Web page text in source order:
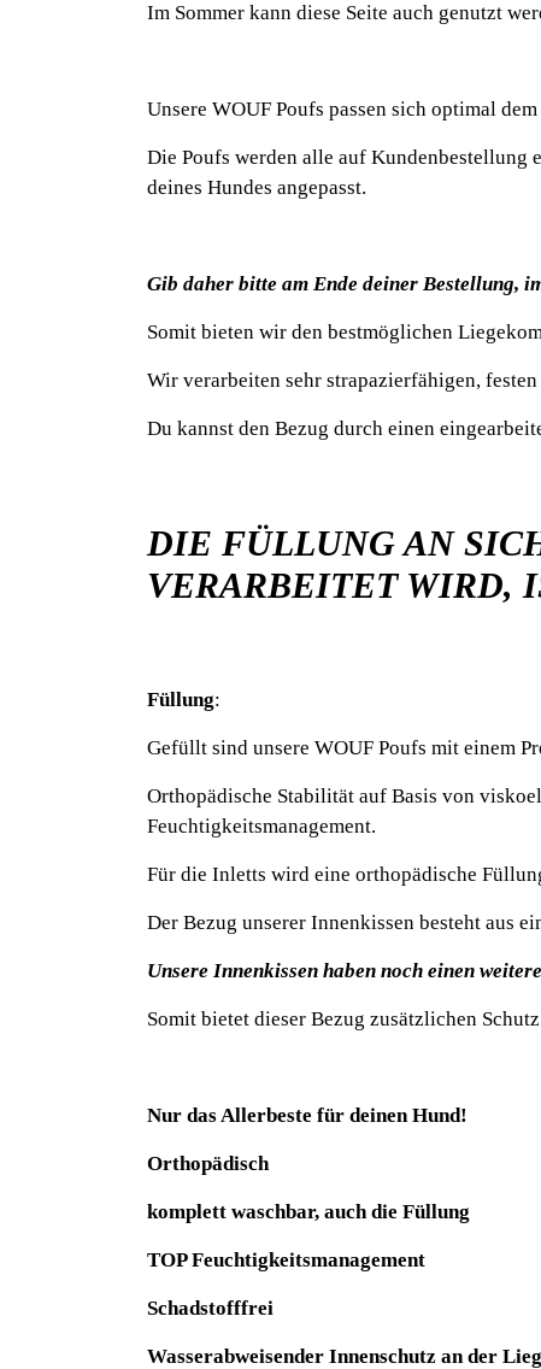
Im Sommer kann diese Seite auch genutzt
Unsere WOUF Poufs passen sich optimal
Die Poufs werden alle auf Kundenbestellung
deines Hundes angepasst.
Gib daher bitte am Ende deiner Bestellung,
Somit bieten wir den bestmöglichen
Wir verarbeiten sehr strapazierfähigen,
Du kannst den Bezug durch einen
DIE FÜLLUNG AN
VERARBEITET WIRD,
Füllung:
Gefüllt sind unsere WOUF Poufs mit einem
Orthopädische Stabilität auf Basis von
Feuchtigkeitsmanagement.
Für die Inletts wird eine orthopädische
Der Bezug unserer Innenkissen besteht aus
Unsere Innenkissen haben noch einen
Somit bietet dieser Bezug zusätzlichen
Nur das Allerbeste für deinen Hund!
Orthopädisch
komplett waschbar, auch die Füllung
TOP Feuchtigkeitsmanagement
Schadstofffrei
Wasserabweisender Innenschutz an der